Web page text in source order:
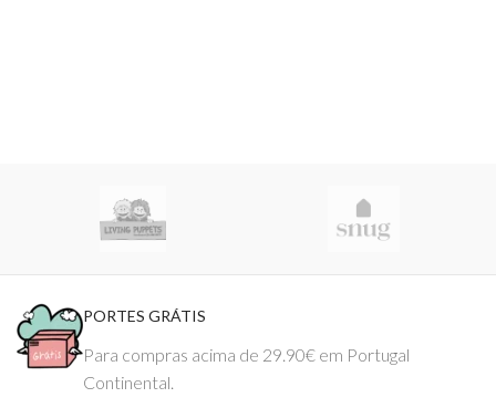
PORTES GRÁTIS
Para compras acima de 29.90€ em Portugal
Continental.